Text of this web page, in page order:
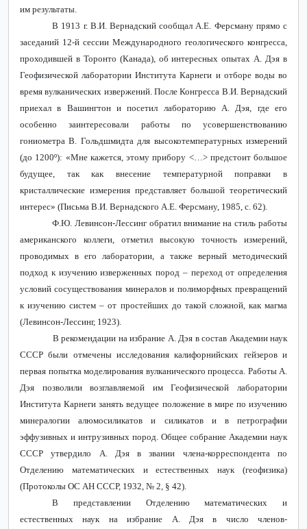
им результаты.
В 1913 г. В.И. Вернадский сообщал А.Е. Ферсману прямо с
заседаний 12-й сессии Международного геологического конгресса,
проходившей в Торонто (Канада), об интересных опытах А. Дэя в
Геофизической лаборатории Института Карнеги и отборе воды во
время вулканических извержений. После Конгресса В.И. Вернадский
приехал в Вашингтон и посетил лабораторию А. Дэя, где его
особенно заинтересовали работы по усовершенствованию
гониометра В. Гольдшмидта для высокотемпературных измерений
(до 1200º): «Мне кажется, этому прибору <…> предстоит большое
будущее, так как внесение температурной поправки в
кристаллические измерения представляет большой теоретический
интерес» (Письма В.И. Вернадского А.Е. Ферсману, 1985, с. 62).
Ф.Ю. Левинсон-Лессинг обратил внимание на стиль работы
американского коллеги, отметил высокую точность измерений,
проводимых в его лаборатории, а также верный методический
подход к изучению изверженных пород – переход от определения
условий сосуществования минералов и полиморфных превращений
к изучению систем – от простейших до такой сложной, как магма
(Левинсон-Лессинг, 1923).
В рекомендации на избрание А. Дэя в состав Академии наук
СССР были отмечены исследования калифорнийских гейзеров и
первая попытка моделирования вулканического процесса. Работы А.
Дэя позволили возглавляемой им Геофизической лаборатории
Института Карнеги занять ведущее положение в мире по изучению
минералогии алюмосиликатов и силикатов и в петрографии
эффузивных и интрузивных пород. Общее собрание Академии наук
СССР утвердило А. Дэя в звании члена-корреспондента по
Отделению математических и естественных наук (геофизика)
(Протоколы ОС АН СССР, 1932, № 2, § 42).
В представлении Отделению математических и
естественных наук на избрание А. Дэя в число членов-